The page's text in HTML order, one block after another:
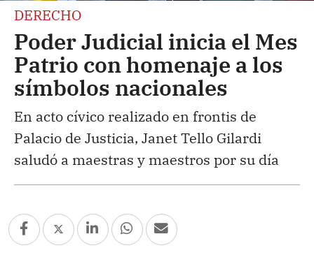
DERECHO
Poder Judicial inicia el Mes
Patrio con homenaje a los
símbolos nacionales
En acto cívico realizado en frontis de
Palacio de Justicia, Janet Tello Gilardi
saludó a maestras y maestros por su día